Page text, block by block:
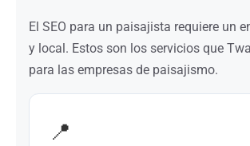
El SEO para un paisajista requiere un
y local. Estos son los servicios que
para las empresas de paisajismo.
📍